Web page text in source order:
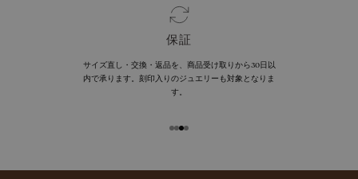
保証
サイズ直し・交換・返品を、商品受け取りから30日以
内で承ります。刻印入りのジュエリーも対象となりま
す。